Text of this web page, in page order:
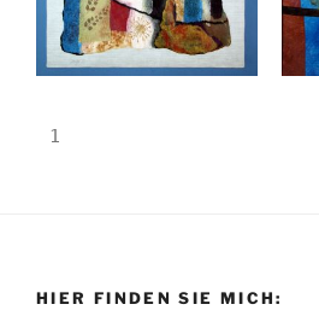
1
HIER FINDEN SIE MICH: